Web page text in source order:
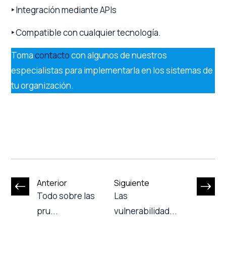
‣Integración mediante APIs
‣Compatible con cualquier tecnología.
Tomacontactocon algunos de nuestros
especialistas para implementarla en los sistemas de
tu organización.
Anterior
Todo sobre las
pru...
Siguiente
Las
vulnerabilidad...